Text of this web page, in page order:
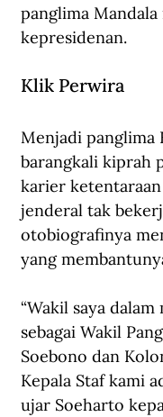
panglima
kepresidenan.
Klik Perwira
Menjadi panglima
barangkali kiprah
karier ketentaraan
jenderal tak
otobiografinya
yang
“Wakil saya
sebagai Wakil
Soebono dan
Kepala Staf kami
ujar Soeharto